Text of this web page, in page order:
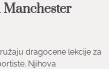
dragocene lekcije za
Njihova